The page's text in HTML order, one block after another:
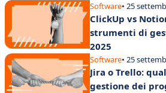
Software• 25
ClickUp vs
strumenti di
2025
Software• 25
Jira o Trello:
gestione dei